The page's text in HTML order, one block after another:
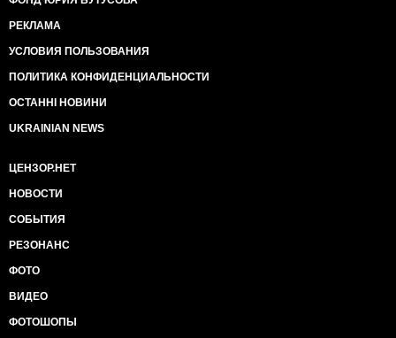
РЕКЛАМА
УСЛОВИЯ ПОЛЬЗОВАНИЯ
ПОЛИТИКА КОНФИДЕНЦИАЛЬНОСТИ
ОСТАННІ НОВИНИ
UKRAINIAN NEWS
ЦЕНЗОР.НЕТ
НОВОСТИ
СОБЫТИЯ
РЕЗОНАНС
ФОТО
ВИДЕО
ФОТОШОПЫ